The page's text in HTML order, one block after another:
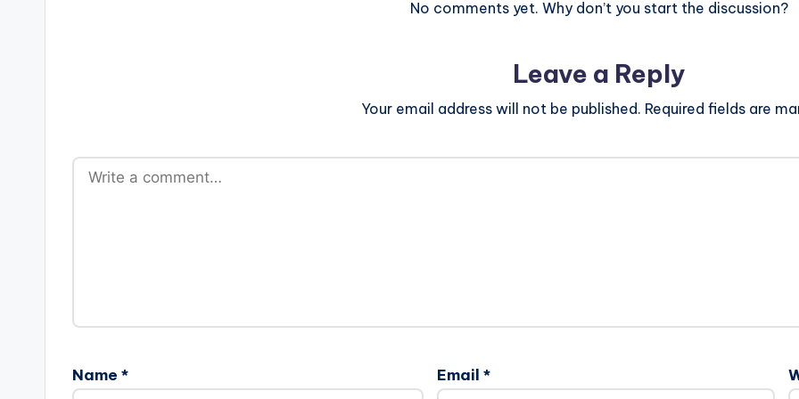
No comments yet. Why don’t you start the discussion?
Leave a Reply
Your email address will not be published. Required fields are
Name * Email *